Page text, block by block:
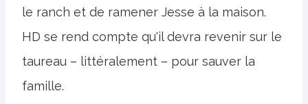
le ranch et de ramener Jesse à la maison.
HD se rend compte qu'il devra revenir sur le
taureau – littéralement – ​​pour sauver la
famille.